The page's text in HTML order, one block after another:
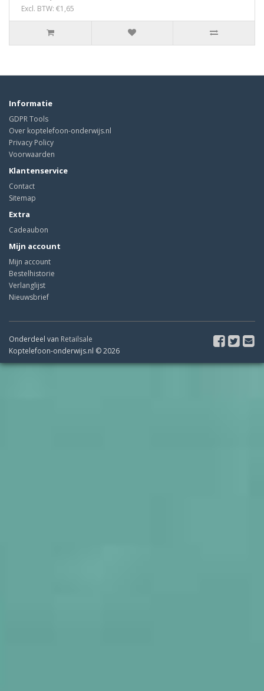
Excl. BTW: €1,65
Informatie
GDPR Tools
Over koptelefoon-onderwijs.nl
Privacy Policy
Voorwaarden
Klantenservice
Contact
Sitemap
Extra
Cadeaubon
Mijn account
Mijn account
Bestelhistorie
Verlanglijst
Nieuwsbrief
Onderdeel van Retailsale
Koptelefoon-onderwijs.nl © 2026